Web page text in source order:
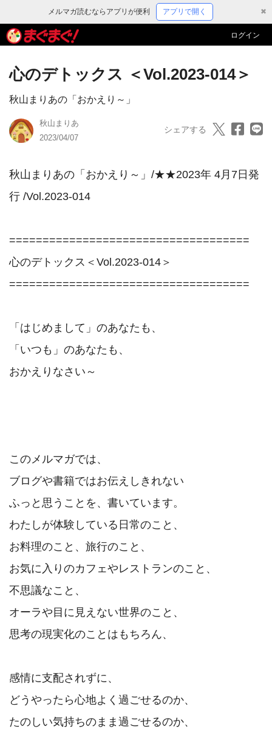
メルマガ読むならアプリが便利 アプリで開く ✖
ログイン
心のデトックス ＜Vol.2023-014＞
秋山まりあの「おかえり～」
秋山まりあ
2023/04/07
シェアする
秋山まりあの「おかえり～」/★★2023年 4月7日発
行 /Vol.2023-014
====================================
心のデトックス＜Vol.2023-014＞
====================================
「はじめまして」のあなたも、
「いつも」のあなたも、
おかえりなさい～
このメルマガでは、
ブログや書籍ではお伝えしきれない
ふっと思うことを、書いています。
わたしが体験している日常のこと、
お料理のこと、旅行のこと、
お気に入りのカフェやレストランのこと、
不思議なこと、
オーラや目に見えない世界のこと、
思考の現実化のことはもちろん、
感情に支配されずに、
どうやったら心地よく過ごせるのか、
たのしい気持ちのまま過ごせるのか、